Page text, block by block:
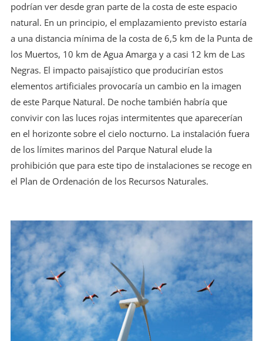
podrían ver desde gran parte de la costa de este espacio
natural. En un principio, el emplazamiento previsto estaría
a una distancia mínima de la costa de 6,5 km de la Punta de
los Muertos, 10 km de Agua Amarga y a casi 12 km de Las
Negras. El impacto paisajístico que producirían estos
elementos artificiales provocaría un cambio en la imagen
de este Parque Natural. De noche también habría que
convivir con las luces rojas intermitentes que aparecerían
en el horizonte sobre el cielo nocturno. La instalación fuera
de los límites marinos del Parque Natural elude la
prohibición que para este tipo de instalaciones se recoge en
el Plan de Ordenación de los Recursos Naturales.